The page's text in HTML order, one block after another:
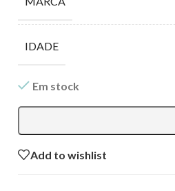
IDADE
Em stock
Add to wishlist